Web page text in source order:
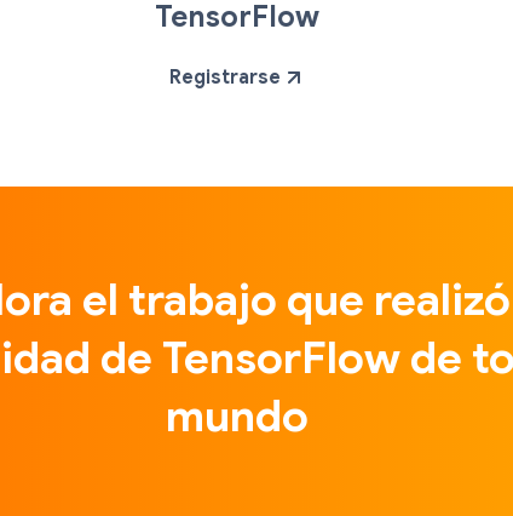
TensorFlow
Registrarse
el trabajo que
de TensorFlow de
mundo